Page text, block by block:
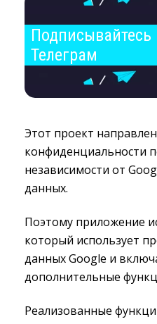
Телеграм
Этот проект
конфиденциальности
независимости от
данных.
Поэтому приложение
который использует
данных Google и
дополнительные
Реализованные